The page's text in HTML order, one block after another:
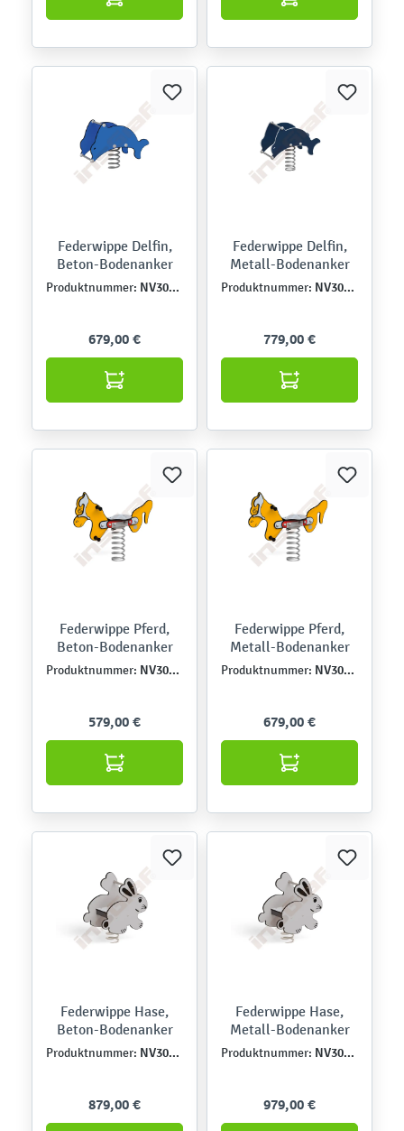
Federwippe Delfin,
Beton-Bodenanker
Produktnummer: NV3005EPZ
679,00 €
Federwippe Delfin,
Metall-Bodenanker
Produktnummer: NV3005EPZK
779,00 €
Federwippe Pferd,
Beton-Bodenanker
Produktnummer: NV3001EPZ
579,00 €
Federwippe Pferd,
Metall-Bodenanker
Produktnummer: NV3001EPZK
679,00 €
Federwippe Hase,
Beton-Bodenanker
Produktnummer: NV30114EPZ
879,00 €
Federwippe Hase,
Metall-Bodenanker
Produktnummer: NV30114EPZK
979,00 €